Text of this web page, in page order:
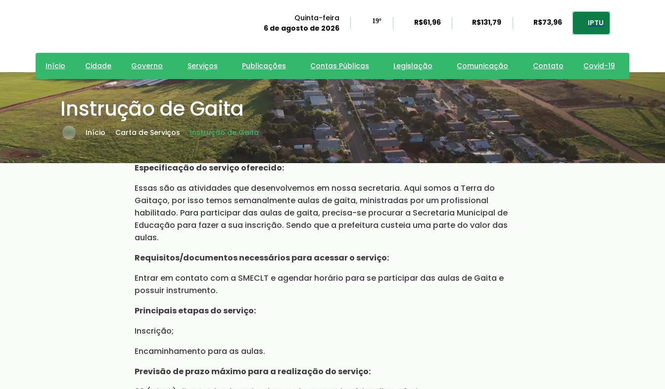
Quinta-feira
6 de agosto de 2026
19º R$61,96 R$131,79 R$73,96 IPTU
Início Cidade Governo Serviços Publicações Contas Públicas Legislação Comunicação Contato Covid-19
Instrução de Gaita
Início Carta de Serviços Instrução de Gaita
Especificação do serviço oferecido:
Essas são as atividades que desenvolvemos em nossa secretaria. Aqui somos a Terra do
Gaitaço, por isso temos semanalmente aulas de gaita, ministradas por um profissional
habilitado. Para participar das aulas de gaita, precisa-se procurar a Secretaria Municipal de
Educação para fazer a sua inscrição. Sendo que a prefeitura custeia uma parte do valor das
aulas.
Requisitos/documentos necessários para acessar o serviço:
Entrar em contato com a SMECLT e agendar horário para se participar das aulas de Gaita e
possuir instrumento.
Principais etapas do serviço:
Inscrição;
Encaminhamento para as aulas.
Previsão de prazo máximo para a realização do serviço: